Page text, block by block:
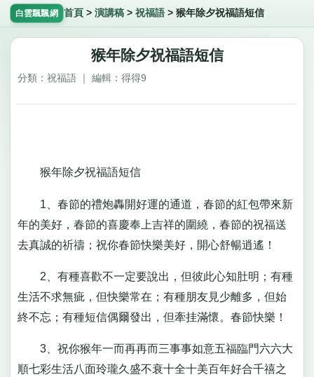
白雲飄飄網 首頁 > 演講稿> 祝福語> 猴年除夕祝福語短信
猴年除夕祝福語短信
分類：祝福語 ｜ 編輯：得得9
猴年除夕祝福語短信
1、春節的禮炮轟開好運的通道，春節的紅包帶來新
年的美好，春節的喜慶奉上吉祥的圍繞，春節的祝福送
去真誠的祈禱；祝你春節快樂美好，開心舒暢逍遙！
2、有種喜歡不一定要說出，但彼此心知肚明；有種
生活不求無疵，但快樂常在；有種朋友見少離多，但始
終不忘；有種短信偶爾發出，但牽挂滿懷。春節快樂！
3、祝你猴年一而再再而三事事如意五福臨門六六大
順七彩生活八面玲瓏久盛不衰十全十美百年好合千禧之